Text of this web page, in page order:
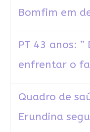
Bomfim em
PT 43 anos: ”
enfrentar o
Quadro de
Erundina